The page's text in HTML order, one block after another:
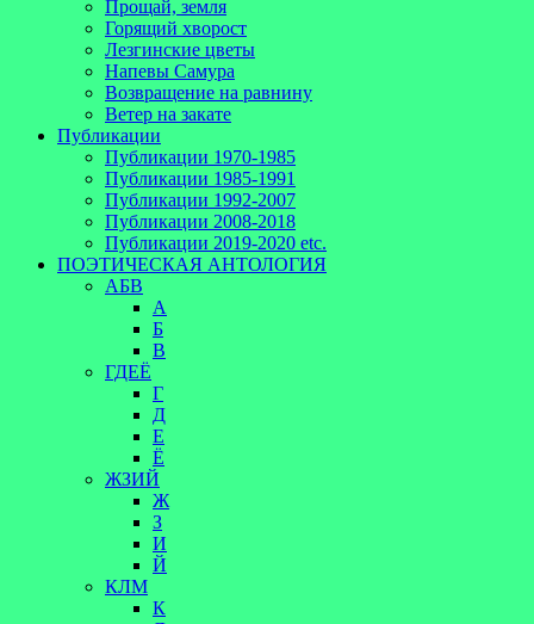
Прощай, земля
Горящий хворост
Лезгинские цветы
Напевы Самура
Возвращение на равнину
Ветер на закате
Публикации
Публикации 1970-1985
Публикации 1985-1991
Публикации 1992-2007
Публикации 2008-2018
Публикации 2019-2020 etc.
ПОЭТИЧЕСКАЯ АНТОЛОГИЯ
АБВ
А
Б
В
ГДЕЁ
Г
Д
Е
Ё
ЖЗИЙ
Ж
З
И
Й
КЛМ
К